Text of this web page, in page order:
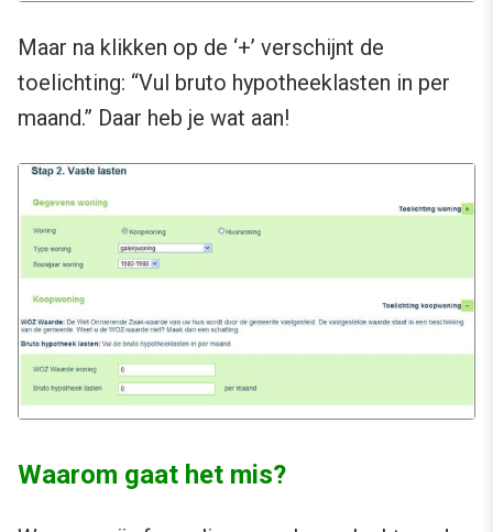
Maar na klikken op de ‘+’ verschijnt de
toelichting: “Vul bruto hypotheeklasten in per
maand.” Daar heb je wat aan!
Waarom gaat het mis?